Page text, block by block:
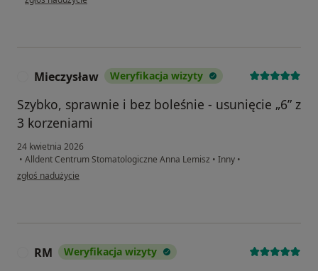
Mieczysław Weryfikacja wizyty
Szybko, sprawnie i bez boleśnie - usunięcie „6” z
3 korzeniami
24 kwietnia 2026
• Alldent Centrum Stomatologiczne Anna Lemisz • Inny •
w opinii użytkownika Mieczysław
zgłoś nadużycie
RM Weryfikacja wizyty